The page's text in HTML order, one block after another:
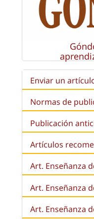
Enviar un
Normas de
Publicación
Artículos
Art. Enseñanza
Art. Enseñanza
Art. Enseñanza